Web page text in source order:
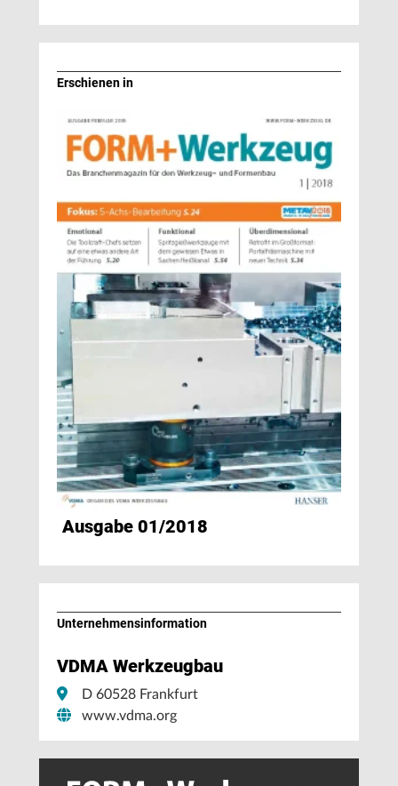
Erschienen in
Ausgabe 01/2018
Unternehmens­information
VDMA Werkzeugbau
D 60528 Frankfurt
www.vdma.org